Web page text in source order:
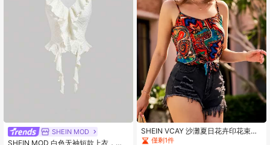
SHEIN MOD
SHEIN MOD 白色无袖短款上衣，带
SHEIN VCAY 沙灘夏日花卉印花束繩
波西米亞背心上衣
僅剩1件